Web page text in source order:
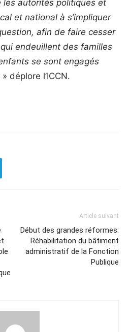
les autorités politiques et
et national à s’impliquer
afin de faire cesser
endeuillent des familles
se sont engagés
» déplore l’ICCN.
Article suivant
Début des grandes réformes:
Réhabilitation du bâtiment
administratif de la Fonction
Publique